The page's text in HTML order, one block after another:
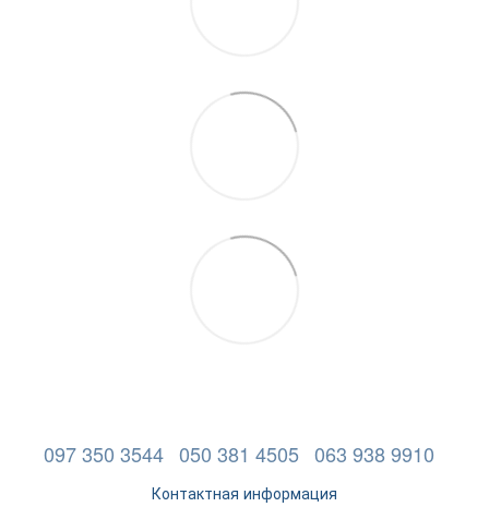
097 350 3544 050 381 4505 063 938 9910
Контактная информация